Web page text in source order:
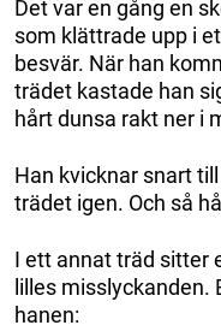
Det var en gång en
som klättrade upp i
besvär. När han
trädet kastade han
hårt dunsa rakt ner i
Han kvicknar snart
trädet igen. Och så
I ett annat träd sitter
lilles misslyckanden.
hanen: